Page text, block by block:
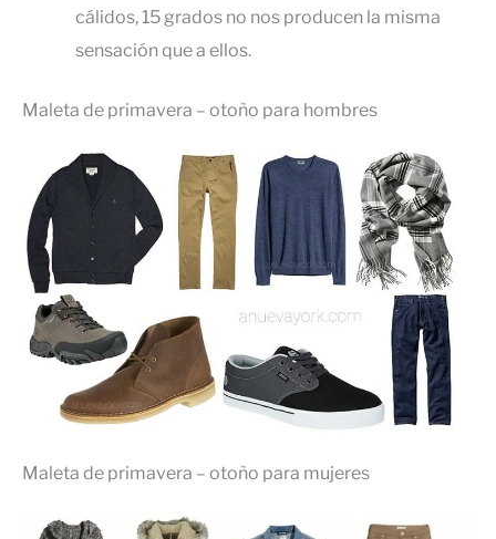
cálidos, 15 grados no nos producen la misma
sensación que a ellos.
Maleta de primavera – otoño para hombres
Maleta de primavera – otoño para mujeres